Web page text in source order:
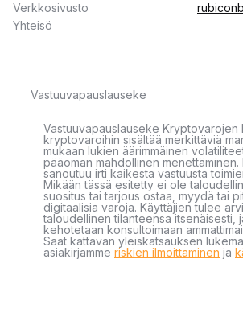
Verkkosivusto
Yhteisö
Vastuuvapauslauseke
Vastuuvapauslauseke Kryptovarojen
kryptovaroihin sisältää merkittäviä
mukaan lukien äärimmäinen
pääoman mahdollinen menettäminen.
sanoutuu irti kaikesta vastuusta
Mikään tässä esitetty ei ole
suositus tai tarjous ostaa, myydä tai
digitaalisia varoja. Käyttäjien tulee
taloudellinen tilanteensa itsenäisesti,
kehotetaan konsultoimaan
Saat kattavan yleiskatsauksen
asiakirjamme riskien ilmoittaminen ja